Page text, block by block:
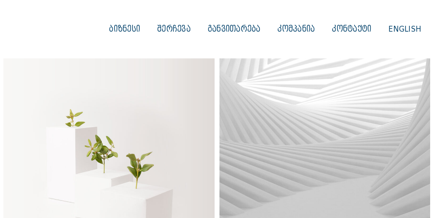
ᲑᲘᲖᲜᲔᲡᲘ ᲨᲔᲠᲩᲔᲕᲐ ᲒᲐᲜᲕᲘᲗᲐᲠᲔᲑᲐ ᲙᲝᲛᲞᲐᲜᲘᲐ ᲙᲝᲜᲢᲐᲥᲢᲘ ENGLISH
ბიზნეს კონსალტინგი, ბიზნეს პროცესების ოპტიმიზაცია და